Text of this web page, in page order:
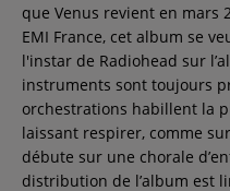
que Venus revient en mars
EMI France, cet album se
l'instar de Radiohead sur
instruments sont toujours
orchestrations habillent la
laissant respirer, comme
débute sur une chorale
distribution de l’album est